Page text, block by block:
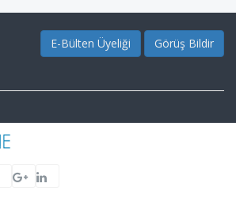
E-Bülten Üyeliği Görüş Bildir